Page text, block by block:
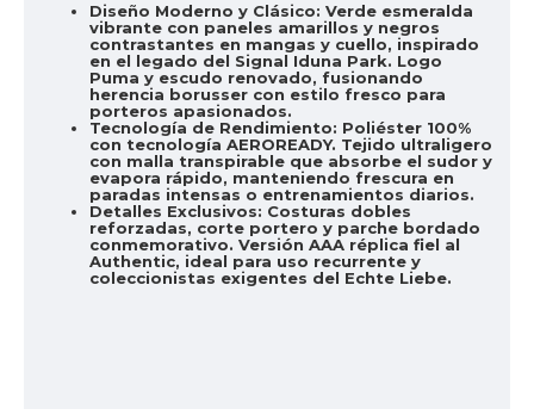
Diseño Moderno y Clásico: Verde esmeralda
vibrante con paneles amarillos y negros
contrastantes en mangas y cuello, inspirado
en el legado del Signal Iduna Park. Logo
Puma y escudo renovado, fusionando
herencia borusser con estilo fresco para
porteros apasionados.
Tecnología de Rendimiento: Poliéster 100%
con tecnología AEROREADY. Tejido ultraligero
con malla transpirable que absorbe el sudor y
evapora rápido, manteniendo frescura en
paradas intensas o entrenamientos diarios.
Detalles Exclusivos: Costuras dobles
reforzadas, corte portero y parche bordado
conmemorativo. Versión AAA réplica fiel al
Authentic, ideal para uso recurrente y
coleccionistas exigentes del Echte Liebe.